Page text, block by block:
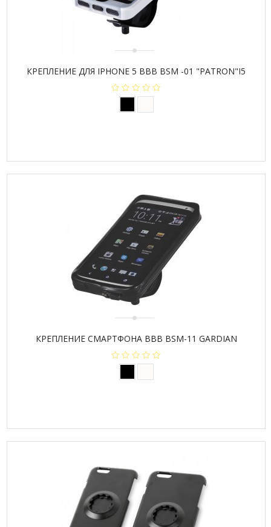
КРЕПЛЕНИЕ ДЛЯ IPHONE 5 BBB BSM -01 "PATRON"I5
КРЕПЛЕНИЕ СМАРТФОНА BBB BSM-11 GARDIAN